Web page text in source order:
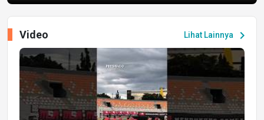
Lihat Lainnya chevron_right
Video